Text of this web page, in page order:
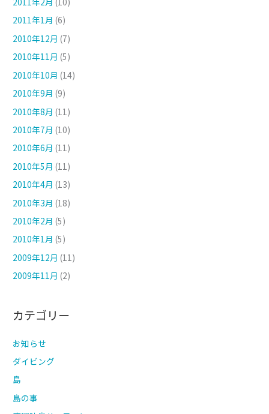
2011年1月 (6)
2010年12月 (7)
2010年11月 (5)
2010年10月 (14)
2010年9月 (9)
2010年8月 (11)
2010年7月 (10)
2010年6月 (11)
2010年5月 (11)
2010年4月 (13)
2010年3月 (18)
2010年2月 (5)
2010年1月 (5)
2009年12月 (11)
2009年11月 (2)
カテゴリー
お知らせ
ダイビング
島
島の事